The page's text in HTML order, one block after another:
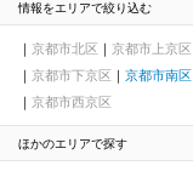
情報をエリアで絞り込む
京都市北区 京都市上京区
京都市下京区
京都市南区
京都市西京区
ほかのエリアで探す